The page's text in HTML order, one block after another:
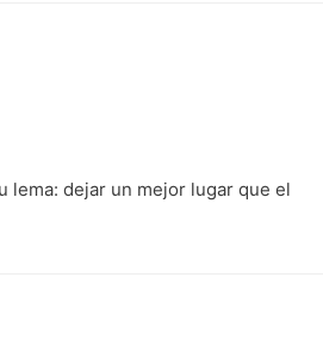
lema: dejar un mejor lugar que el